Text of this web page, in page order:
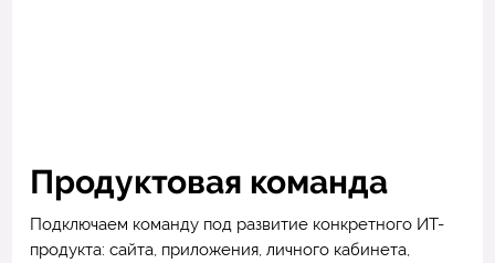
Продуктовая команда
Подключаем команду под развитие конкретного ИТ-
продукта: сайта, приложения, личного кабинета,